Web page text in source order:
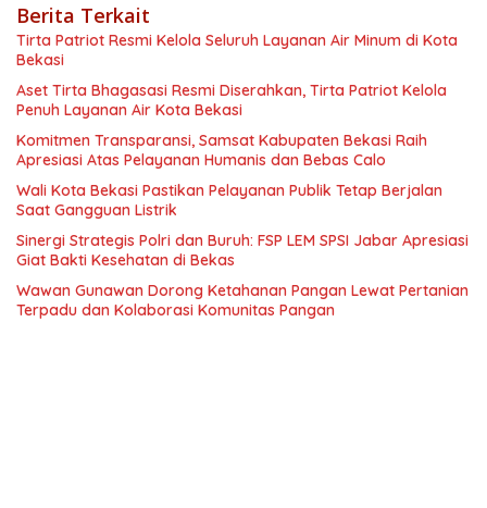
Berita Terkait
Tirta Patriot Resmi Kelola Seluruh Layanan Air Minum di Kota
Bekasi
Aset Tirta Bhagasasi Resmi Diserahkan, Tirta Patriot Kelola
Penuh Layanan Air Kota Bekasi
Komitmen Transparansi, Samsat Kabupaten Bekasi Raih
Apresiasi Atas Pelayanan Humanis dan Bebas Calo
Wali Kota Bekasi Pastikan Pelayanan Publik Tetap Berjalan
Saat Gangguan Listrik
Sinergi Strategis Polri dan Buruh: FSP LEM SPSI Jabar Apresiasi
Giat Bakti Kesehatan di Bekas
Wawan Gunawan Dorong Ketahanan Pangan Lewat Pertanian
Terpadu dan Kolaborasi Komunitas Pangan